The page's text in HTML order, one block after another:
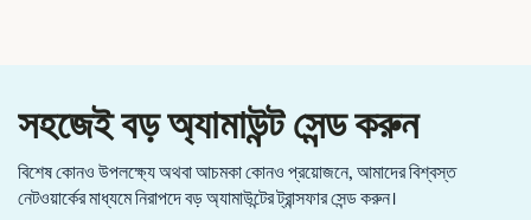
সহজেই বড় অ্যামাউন্ট সেন্ড করুন
বিশেষ কোনও উপলক্ষ্যে অথবা আচমকা কোনও প্রয়োজনে, আমাদের বিশ্বস্ত
নেটওয়ার্কের মাধ্যমে নিরাপদে বড় অ্যামাউন্টের ট্রান্সফার সেন্ড করুন।